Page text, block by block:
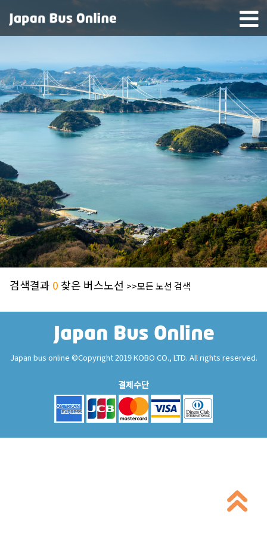
검색결과 0 찾은 버스노선 >>모든 노선 검색
Japan bus online ©Copyright 2019 KOBO CO., LTD. All rights reserved.
결제수단